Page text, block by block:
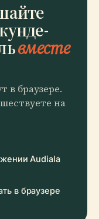
вместе
в браузере.
на
Audiala
в браузере